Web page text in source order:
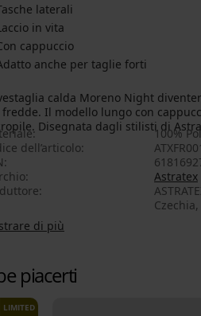
laterali
in vita
cappuccio
anche per taglie forti
calda Moreno Night
Il modello lungo con
Disegnata dagli stilisti di100%
dell’articolo
Astratex
di più
piacerti
LIMITED